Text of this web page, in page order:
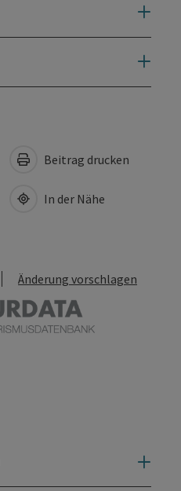
Beitrag drucken
In der Nähe
Änderung vorschlagen